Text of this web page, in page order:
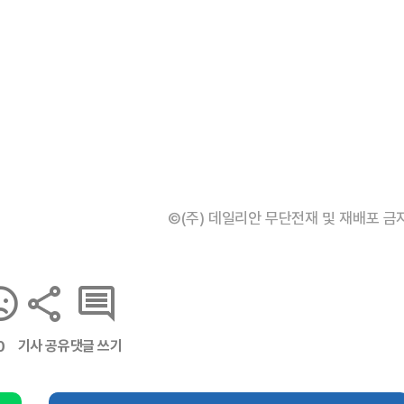
©(주) 데일리안 무단전재 및 재배포 금
기사 공유댓글 쓰기